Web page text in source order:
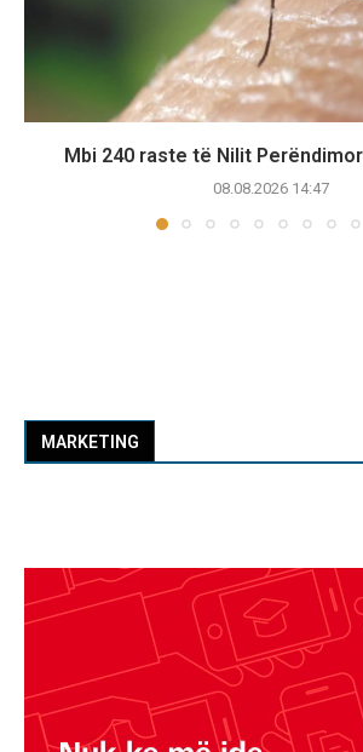
Mbi 240 raste të Nilit
08.08.2026 14:47
MARKETING